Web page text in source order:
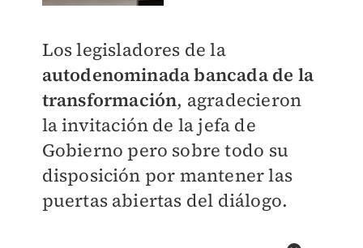
Los legisladores de la
autodenominada bancada de la
transformación, agradecieron
la invitación de la jefa de
Gobierno pero sobre todo su
disposición por mantener las
puertas abiertas del diálogo.